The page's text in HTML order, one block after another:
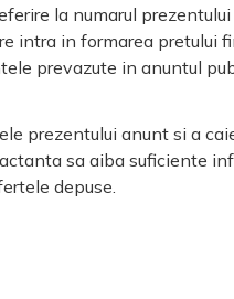
la numarul
intra in formarea pretului
prevazute in anuntul
prezentului anunt si a
sa aiba suficiente
depuse.